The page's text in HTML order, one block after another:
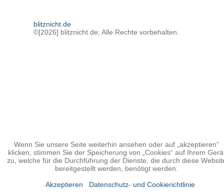
blitznicht.de
©[2026] blitznicht.de; Alle Rechte vorbehalten.
Wenn Sie unsere Seite weiterhin ansehen oder auf „akzeptieren“
klicken, stimmen Sie der Speicherung von „Cookies“ auf Ihrem
zu, welche für die Durchführung der Dienste, die durch diese
bereitgestellt werden, benötigt werden.
Akzeptieren
Datenschutz- und Cookierichtlinie